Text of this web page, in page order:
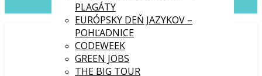
PLAGÁTY
EURÓPSKY DEŇ JAZYKOV –
POHĽADNICE
CODEWEEK
GREEN JOBS
THE BIG TOUR